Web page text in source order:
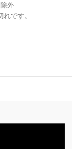
外
です。